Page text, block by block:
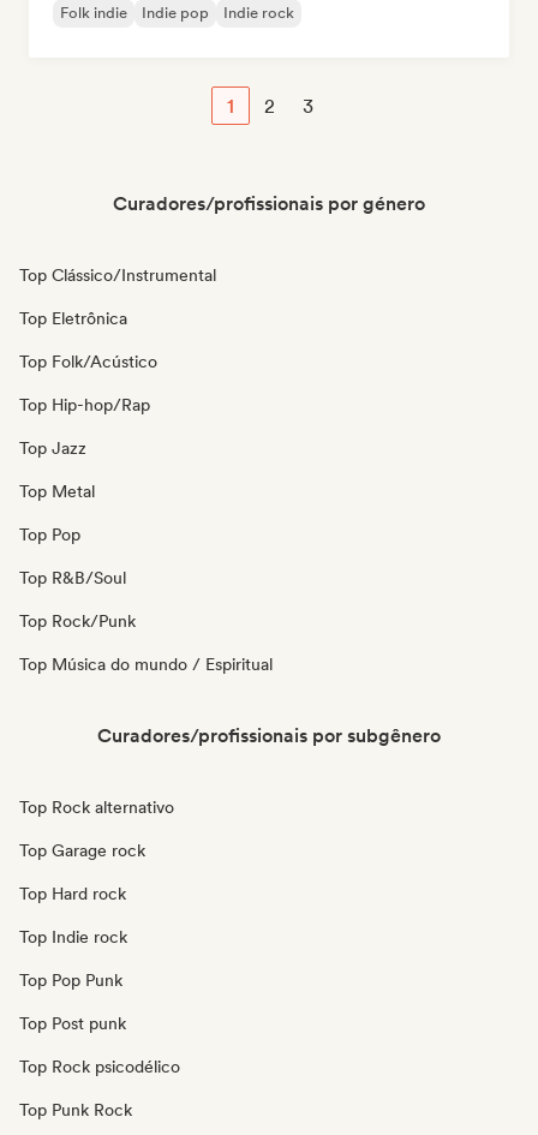
Folk indie Indie pop Indie rock
1 2 3
Curadores/profissionais por género
Top Clássico/Instrumental
Top Eletrônica
Top Folk/Acústico
Top Hip-hop/Rap
Top Jazz
Top Metal
Top Pop
Top R&B/Soul
Top Rock/Punk
Top Música do mundo / Espiritual
Curadores/profissionais por subgênero
Top Rock alternativo
Top Garage rock
Top Hard rock
Top Indie rock
Top Pop Punk
Top Post punk
Top Rock psicodélico
Top Punk Rock